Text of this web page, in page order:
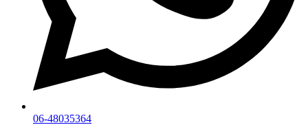
06-48035364